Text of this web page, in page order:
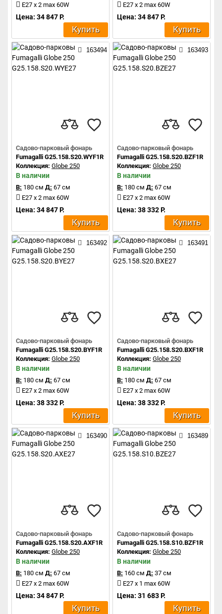
E27 x 2 max 60W
Цена: 34 847 Р.
Купить
E27 x 2 max 60W
Цена: 34 847 Р.
Купить
163494
Садово-парковый фонарь
Fumagalli G25.158.S20.WYF1R
Коллекция: Globe 250
В наличии
В: 180 см Д: 67 см
E27 x 2 max 60W
Цена: 34 847 Р.
Купить
163493
Садово-парковый фонарь
Fumagalli G25.158.S20.BZF1R
Коллекция: Globe 250
В наличии
В: 180 см Д: 67 см
E27 x 2 max 60W
Цена: 38 332 Р.
Купить
163492
Садово-парковый фонарь
Fumagalli G25.158.S20.BYF1R
Коллекция: Globe 250
В наличии
В: 180 см Д: 67 см
E27 x 2 max 60W
Цена: 38 332 Р.
Купить
163491
Садово-парковый фонарь
Fumagalli G25.158.S20.BXF1R
Коллекция: Globe 250
В наличии
В: 180 см Д: 67 см
E27 x 2 max 60W
Цена: 38 332 Р.
Купить
163490
Садово-парковый фонарь
Fumagalli G25.158.S20.AXF1R
Коллекция: Globe 250
В наличии
В: 180 см Д: 67 см
E27 x 2 max 60W
Цена: 34 847 Р.
Купить
163489
Садово-парковый фонарь
Fumagalli G25.158.S10.BZF1R
Коллекция: Globe 250
В наличии
В: 160 см Д: 37 см
E27 x 1 max 60W
Цена: 31 683 Р.
Купить